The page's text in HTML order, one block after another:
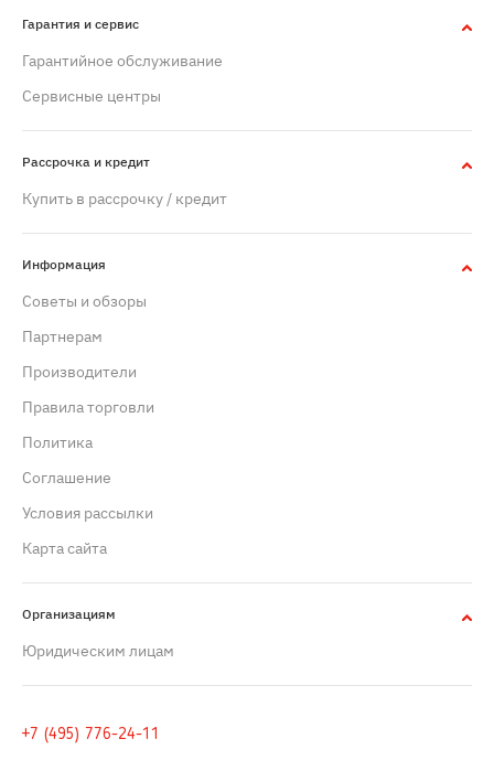
Гарантия и сервис
Гарантийное обслуживание
Сервисные центры
Рассрочка и кредит
Купить в рассрочку / кредит
Информация
Советы и обзоры
Партнерам
Производители
Правила торговли
Политика
Cоглашение
Условия рассылки
Карта сайта
Организациям
Юридическим лицам
+7 (495) 776-24-11